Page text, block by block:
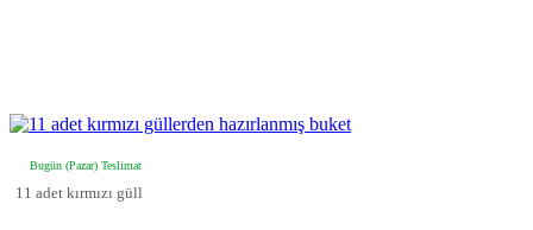
Bugün (Pazar) Teslimat
11 adet kırmızı güll